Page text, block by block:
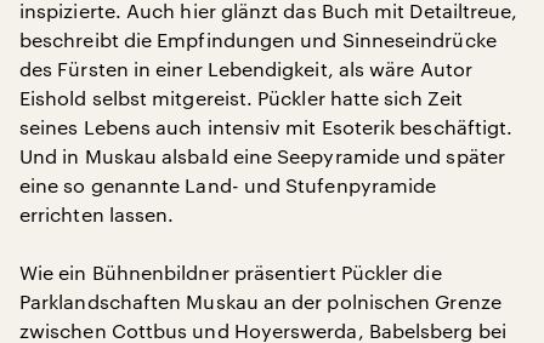
inspizierte. Auch hier glänzt das Buch mit Detailtreue,
beschreibt die Empfindungen und Sinneseindrücke
des Fürsten in einer Lebendigkeit, als wäre Autor
Eishold selbst mitgereist. Pückler hatte sich Zeit
seines Lebens auch intensiv mit Esoterik beschäftigt.
Und in Muskau alsbald eine Seepyramide und später
eine so genannte Land- und Stufenpyramide
errichten lassen.
Wie ein Bühnenbildner präsentiert Pückler die
Parklandschaften Muskau an der polnischen Grenze
zwischen Cottbus und Hoyerswerda, Babelsberg bei